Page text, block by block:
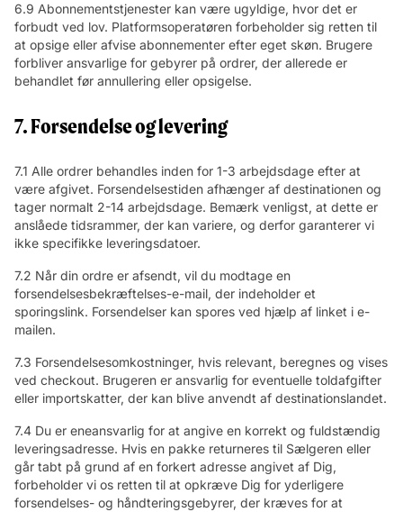
6.9 Abonnementstjenester kan være ugyldige, hvor det er
forbudt ved lov. Platformsoperatøren forbeholder sig retten til
at opsige eller afvise abonnementer efter eget skøn. Brugere
forbliver ansvarlige for gebyrer på ordrer, der allerede er
behandlet før annullering eller opsigelse.
7. Forsendelse og levering
7.1 Alle ordrer behandles inden for 1-3 arbejdsdage efter at
være afgivet. Forsendelsestiden afhænger af destinationen og
tager normalt 2-14 arbejdsdage. Bemærk venligst, at dette er
anslåede tidsrammer, der kan variere, og derfor garanterer vi
ikke specifikke leveringsdatoer.
7.2 Når din ordre er afsendt, vil du modtage en
forsendelsesbekræftelses-e-mail, der indeholder et
sporingslink. Forsendelser kan spores ved hjælp af linket i e-
mailen.
7.3 Forsendelsesomkostninger, hvis relevant, beregnes og vises
ved checkout. Brugeren er ansvarlig for eventuelle toldafgifter
eller importskatter, der kan blive anvendt af destinationslandet.
7.4 Du er eneansvarlig for at angive en korrekt og fuldstændig
leveringsadresse. Hvis en pakke returneres til Sælgeren eller
går tabt på grund af en forkert adresse angivet af Dig,
forbeholder vi os retten til at opkræve Dig for yderligere
forsendelses- og håndteringsgebyrer, der kræves for at